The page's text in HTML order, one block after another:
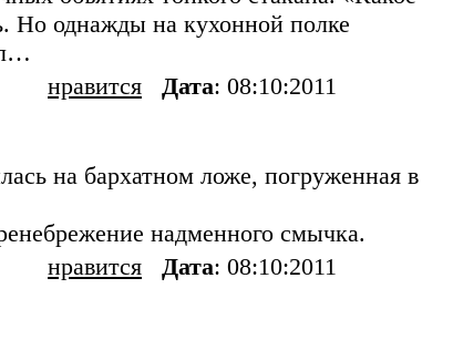
Но однажды на кухонной полке
нравится Дата: 08:10:2011
на бархатном ложе, погруженная в
надменного смычка.
нравится Дата: 08:10:2011